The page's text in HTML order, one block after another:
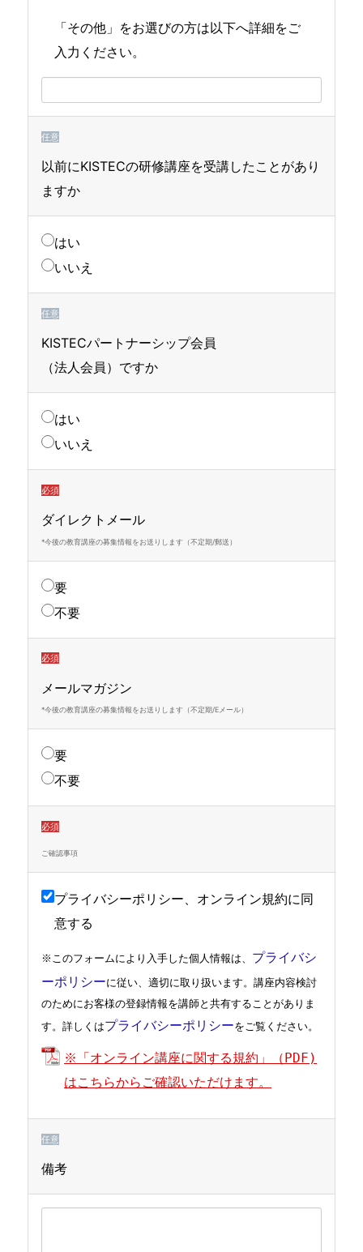
「その他」をお選びの方は以下へ詳細をご
入力ください。
任意
以前にKISTECの研修講座を受講したことがあり
ますか
はい
いいえ
任意
KISTECパートナーシップ会員
（法人会員）ですか
はい
いいえ
必須
ダイレクトメール
*今後の教育講座の募集情報をお送りします（不定期/郵送）
要
不要
必須
メールマガジン
*今後の教育講座の募集情報をお送りします（不定期/Eメール）
要
不要
必須
ご確認事項
プライバシーポリシー、オンライン規約に同
意する
※このフォームにより入手した個人情報は、 プライバシ
ーポリシーに従い、適切に取り扱います。講座内容検討
のためにお客様の登録情報を講師と共有することがありま
す。詳しくはプライバシーポリシー
※「オンライン講座に関する規約」（PDF)
はこちらからご確認いただけます。
任意
備考